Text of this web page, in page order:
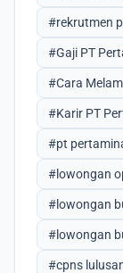
#rekrutmen
#Gaji PT
#Cara
#Karir PT
#pt
#lowongan
#lowongan
#lowongan
#cpns